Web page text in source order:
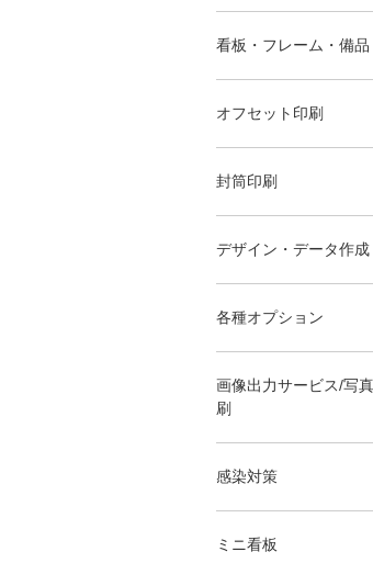
看板・フレーム・備品
オフセット印刷
封筒印刷
デザイン・データ作成
各種オプション
画像出力サービス/写
刷
感染対策
ミニ看板